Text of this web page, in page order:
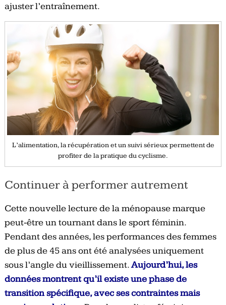
ajuster l’entraînement.
L’alimentation, la récupération et un suivi sérieux permettent de
profiter de la pratique du cyclisme.
Continuer à performer autrement
Cette nouvelle lecture de la ménopause marque
peut-être un tournant dans le sport féminin.
Pendant des années, les performances des femmes
de plus de 45 ans ont été analysées uniquement
sous l’angle du vieillissement.Aujourd’hui, les
données montrent qu’il existe une phase de
transition spécifique, avec ses contraintes mais